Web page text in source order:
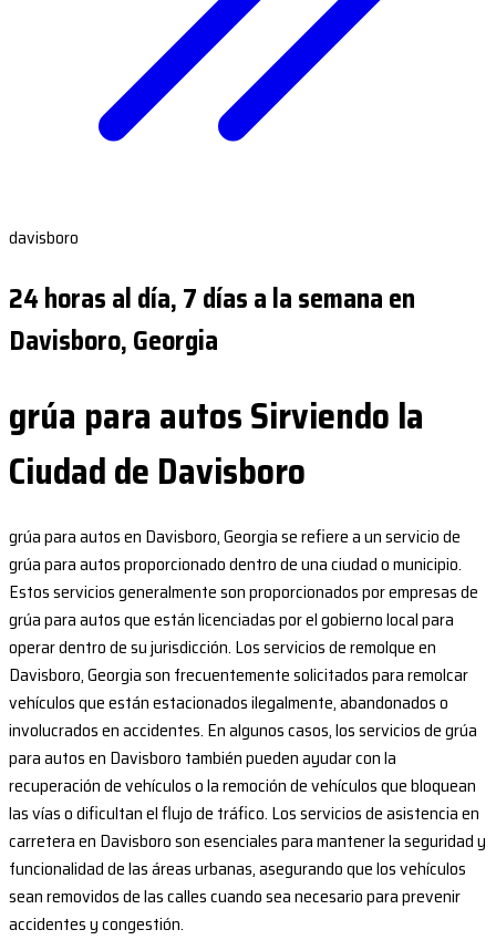
davisboro
24 horas al día, 7 días a la semana en
Davisboro, Georgia
grúa para autos Sirviendo la
Ciudad de Davisboro
grúa para autos en Davisboro, Georgia se refiere a un servicio de
grúa para autos proporcionado dentro de una ciudad o municipio.
Estos servicios generalmente son proporcionados por empresas de
grúa para autos que están licenciadas por el gobierno local para
operar dentro de su jurisdicción. Los servicios de remolque en
Davisboro, Georgia son frecuentemente solicitados para remolcar
vehículos que están estacionados ilegalmente, abandonados o
involucrados en accidentes. En algunos casos, los servicios de grúa
para autos en Davisboro también pueden ayudar con la
recuperación de vehículos o la remoción de vehículos que bloquean
las vías o dificultan el flujo de tráfico. Los servicios de asistencia en
carretera en Davisboro son esenciales para mantener la seguridad y
funcionalidad de las áreas urbanas, asegurando que los vehículos
sean removidos de las calles cuando sea necesario para prevenir
accidentes y congestión.